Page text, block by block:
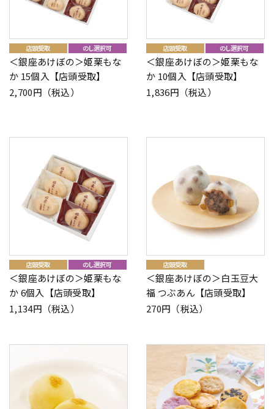
＜銀座あけぼの＞姫栗もな
か 15個入【店頭受取】
2,700円（税込）
＜銀座あけぼの＞姫栗もな
か 10個入【店頭受取】
1,836円（税込）
＜銀座あけぼの＞姫栗もな
か 6個入【店頭受取】
1,134円（税込）
＜銀座あけぼの＞白玉豆大
福 つぶあん【店頭受取】
270円（税込）